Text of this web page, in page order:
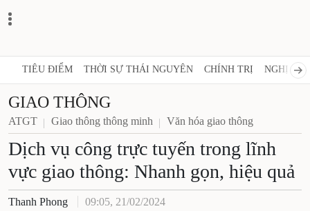
TIÊU ĐIỂM THỜI SỰ THÁI NGUYÊN CHÍNH TRỊ NGHỊ
GIAO THÔNG
ATGT Giao thông thông minh Văn hóa giao thông
Dịch vụ công trực tuyến trong lĩnh
vực giao thông: Nhanh gọn, hiệu quả
Thanh Phong 09:05, 21/02/2024